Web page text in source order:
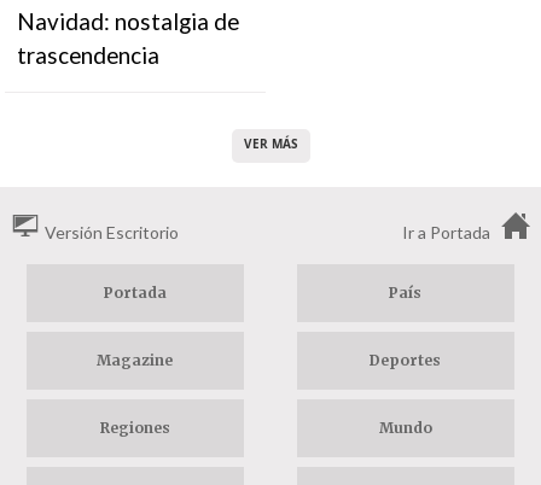
Navidad: nostalgia de
trascendencia
VER MÁS
Versión Escritorio Ir a Portada
Portada País
Magazine Deportes
Regiones Mundo